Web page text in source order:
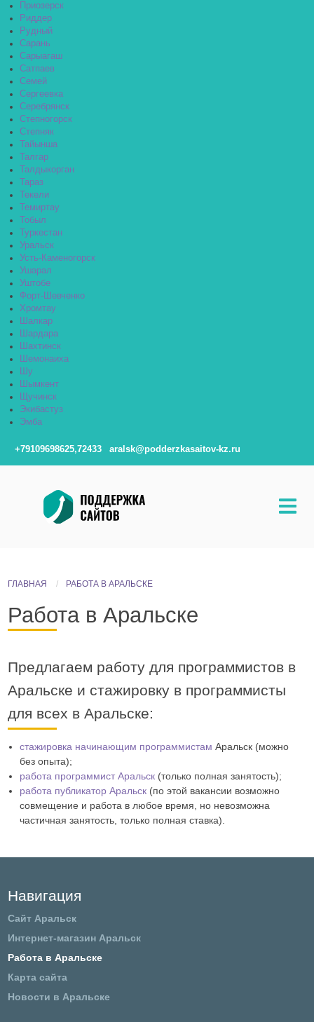
Приозерск
Риддер
Рудный
Сарань
Сарыагаш
Сатпаев
Семей
Сергеевка
Серебрянск
Степногорск
Степняк
Тайынша
Талгар
Талдыкорган
Тараз
Текели
Темиртау
Тобыл
Туркестан
Уральск
Усть-Каменогорск
Ушарал
Уштобе
Форт-Шевченко
Хромтау
Шалкар
Шардара
Шахтинск
Шемонаиха
Шу
Шымкент
Щучинск
Экибастуз
Эмба
+79109698625,72433 aralsk@podderzkasaitov-kz.ru
ГЛАВНАЯ РАБОТА В АРАЛЬСКЕ
Работа в Аральске
Предлагаем работу для программистов в
Аральске и стажировку в программисты
для всех в Аральске:
стажировка начинающим программистам Аральск (можно
без опыта);
работа программист Аральск (только полная занятость);
работа публикатор Аральск (по этой вакансии возможно
совмещение и работа в любое время, но невозможна
частичная занятость, только полная ставка).
Навигация
Сайт Аральск
Интернет-магазин Аральск
Работа в Аральске
Карта сайта
Новости в Аральске